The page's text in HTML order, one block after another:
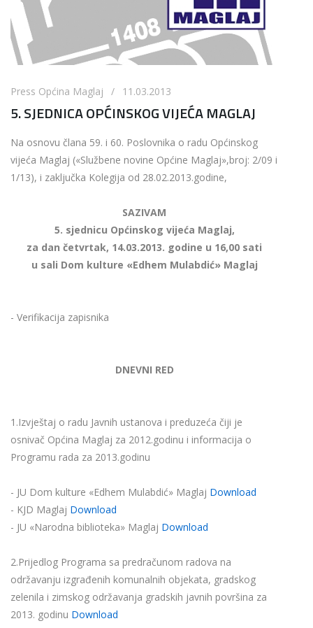
Press Općina Maglaj / 11.03.2013
5. SJEDNICA OPĆINSKOG VIJEĆA MAGLAJ
Na osnovu člana 59. i 60. Poslovnika o radu Općinskog
vijeća Maglaj («Službene novine Općine Maglaj»,broj: 2/09 i
1/13), i zaključka Kolegija od 28.02.2013.godine,
SAZIVAM
5. sjednicu Općinskog vijeća Maglaj,
za dan četvrtak, 14.03.2013. godine u 16,00 sati
u sali Dom kulture «Edhem Mulabdić» Maglaj
- Verifikacija zapisnika
DNEVNI RED
1.Izvještaj o radu Javnih ustanova i preduzeća čiji je
osnivač Općina Maglaj za 2012.godinu i informacija o
Programu rada za 2013.godinu
- JU Dom kulture «Edhem Mulabdić» Maglaj Download
- KJD Maglaj Download
- JU «Narodna biblioteka» Maglaj Download
2.Prijedlog Programa sa predračunom radova na
održavanju izgrađenih komunalnih objekata, gradskog
zelenila i zimskog održavanja gradskih javnih površina za
2013. godinu Download